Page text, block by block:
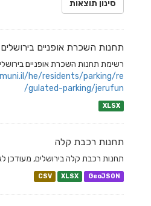
סינון תוצאות
תחנות השכרת אופניים בירושלים
רשימת תחנות השכרת אופניים
he/residents/parking/re
gulated-parking/jerufun/
XLSX
תחנות רכבת קלה
תחנות רכבת קלה בירושלים, מעודכן
CSV XLSX GeoJSON